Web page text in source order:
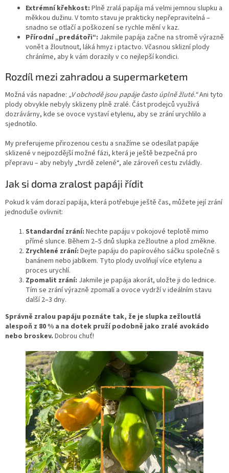
Extrémní křehkost: Plně zralá papája má velmi jemnou slupku a
měkkou dužinu. V tomto stavu je prakticky nepřepravitelná –
snadno se otlačí a poškození se rychle mění v kaz.
Přírodní „predátoři“: Jakmile papája začne na stromě výrazně
vonět a žloutnout, láká hmyz i ptactvo. Včasnou sklizní plody
chráníme, aby k vám dorazily v co nejlepší kondici.
Rozdíl mezi zahradou a supermarketem
Možná vás napadne: „V obchodě jsou papáje často úplně žluté.“Ani tyto
plody obvykle nebyly sklizeny plně zralé. Část prodejců využívá
dozrávárny, kde se ovoce vystaví etylenu, aby se zrání urychlilo a
sjednotilo.
My preferujeme přirozenou cestu a snažíme se odesílat papáje
sklizené v nejpozdější možné fázi, která je ještě bezpečná pro
přepravu – aby nebyly „tvrdě zelené“, ale zároveň cestu zvládly.
Jak si doma zralost papáji řídit
Pokud k vám dorazí papája, která potřebuje ještě čas, můžete její zrání
jednoduše ovlivnit:
Standardní zrání: Nechte papáju v pokojové teplotě mimo
přímé slunce. Během 2–5 dnů slupka zežloutne a plod změkne.
Zrychlené zrání: Dejte papáju do papírového sáčku společně s
banánem nebo jablkem. Tyto plody uvolňují více etylenu a
proces urychlí.
Zpomalit zrání: Jakmile je papája akorát, uložte ji do lednice.
Tím se zrání výrazně zpomalí a ovoce vydrží v ideálním stavu
další 2–3 dny.
Správně zralou papáju poznáte tak, že je slupka zežloutlá
alespoň z 80 % a na dotek pruží podobně jako zralé avokádo
nebo broskev. Dobrou chuť!